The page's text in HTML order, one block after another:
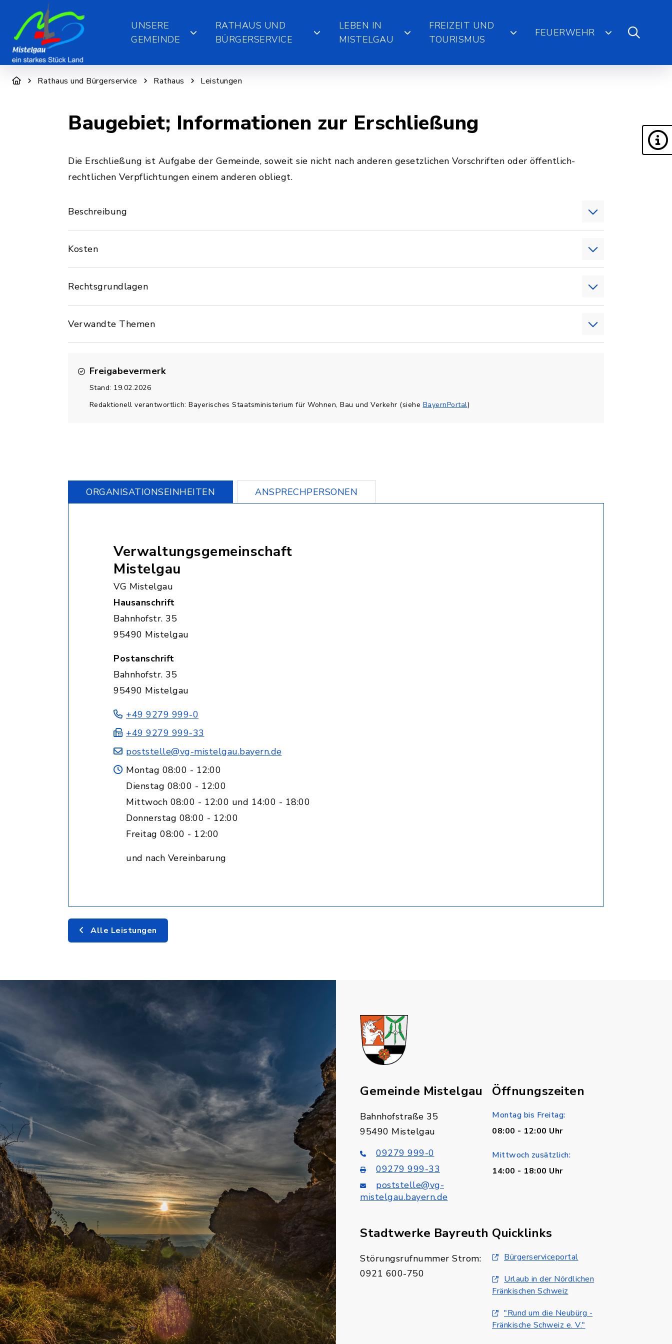
UNSERE
GEMEINDE
RATHAUS UND
BÜRGERSERVICE
LEBEN IN
MISTELGAU
FREIZEIT UND
TOURISMUS
FEUERWEHR
Rathaus und Bürgerservice Rathaus Leistungen
Baugebiet; Informationen zur Erschließung
Die Erschließung ist Aufgabe der Gemeinde, soweit sie nicht nach anderen gesetzlichen Vorschriften oder öffentlich-
rechtlichen Verpflichtungen einem anderen obliegt.
Beschreibung
Kosten
Rechtsgrundlagen
Verwandte Themen
Freigabevermerk
Stand: 19.02.2026
Redaktionell verantwortlich: Bayerisches Staatsministerium für Wohnen, Bau und Verkehr (siehe BayernPortal)
ORGANISATIONS­EINHEITEN ANSPRECHPERSONEN
Verwaltungsgemeinschaft
Mistelgau
VG Mistelgau
Hausanschrift
Bahnhofstr. 35
95490 Mistelgau
Postanschrift
Bahnhofstr. 35
95490 Mistelgau
+49 9279 999-0
+49 9279 999-33
poststelle@vg-mistelgau.bayern.de
Montag 08:00 - 12:00
Dienstag 08:00 - 12:00
Mittwoch 08:00 - 12:00 und 14:00 - 18:00
Donnerstag 08:00 - 12:00
Freitag 08:00 - 12:00
und nach Vereinbarung
Alle Leistungen
Gemeinde Mistelgau
Bahnhofstraße 35
95490 Mistelgau
09279 999-0
09279 999-33
poststelle@vg-
mistelgau.bayern.de
Öffnungszeiten
Montag bis Freitag:
08:00 - 12:00 Uhr
Mittwoch zusätzlich:
14:00 - 18:00 Uhr
Stadtwerke Bayreuth
Störungsrufnummer Strom:
0921 600-750
Quicklinks
Bürgerserviceportal
Urlaub in der Nördlichen
Fränkischen Schweiz
"Rund um die Neubürg -
Fränkische Schweiz e. V."